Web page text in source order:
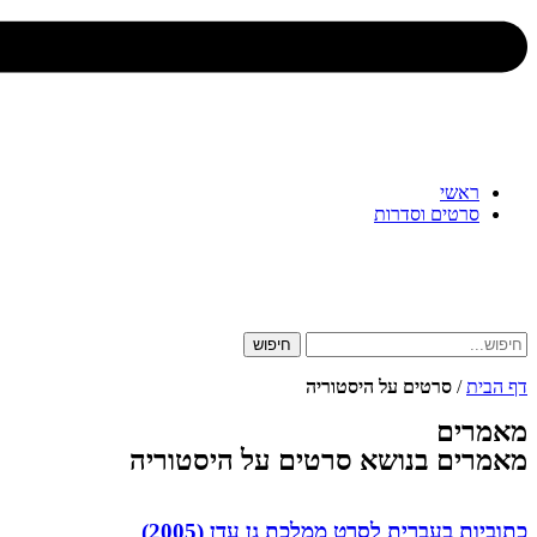
ראשי
סרטים וסדרות
חיפוש
דף הבית/ סרטים על היסטוריה
מאמרים
מאמרים בנושא סרטים על היסטוריה
כתוביות בעברית לסרט ממלכת גן עדן (2005)